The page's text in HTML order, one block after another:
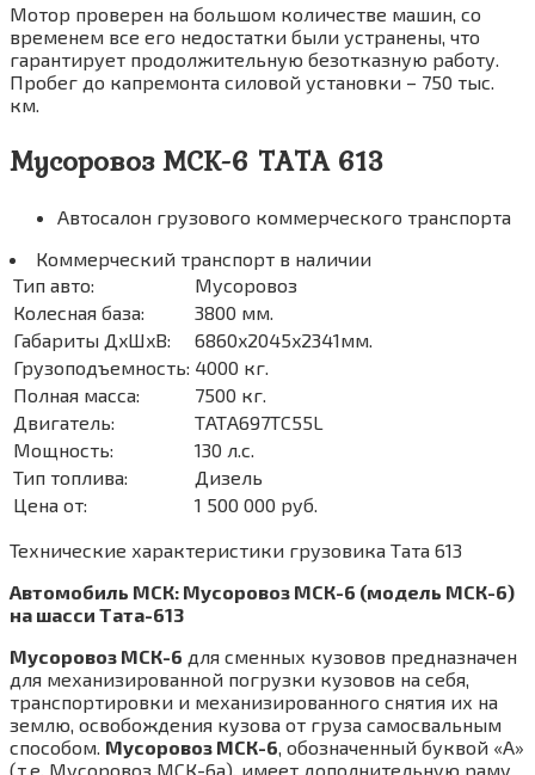
Мотор проверен на большом количестве машин, со
временем все его недостатки были устранены, что
гарантирует продолжительную безотказную работу.
Пробег до капремонта силовой установки – 750 тыс.
км.
Мусоровоз МСК-6 ТАТА 613
Автосалон грузового коммерческого транспорта
Коммерческий транспорт в наличии
Тип авто:
Мусоровоз
Колесная база:
3800 мм.
Габариты ДxШxВ:
6860x2045x2341мм.
Грузоподъемность: 4000 кг.
Полная масса:
7500 кг.
Двигатель:
ТАТА697ТС55L
Мощность:
130 л.с.
Тип топлива:
Дизель
Цена от:
1 500 000 руб.
Технические характеристики грузовика Тата 613
Автомобиль МСК: Мусоровоз МСК-6 (модель МСК-6)
на шасси Тата-613
Мусоровоз МСК-6 для сменных кузовов предназначен
для механизированной погрузки кузовов на себя,
транспортировки и механизированного снятия их на
землю, освобождения кузова от груза самосвальным
способом. Мусоровоз МСК-6 , обозначенный буквой «А»
(т.е. Мусоровоз МСК-6а), имеет дополнительную раму